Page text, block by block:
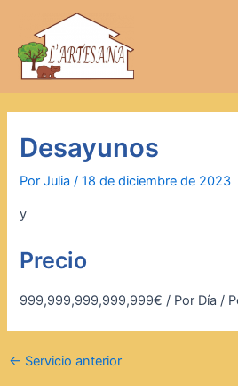
contenido
Desayunos
PorJulia/18 de diciembre de 2023
y
Precio
999,999,999,999,999€ / Por Día /
Navegación
entradas
← Servicio anterior